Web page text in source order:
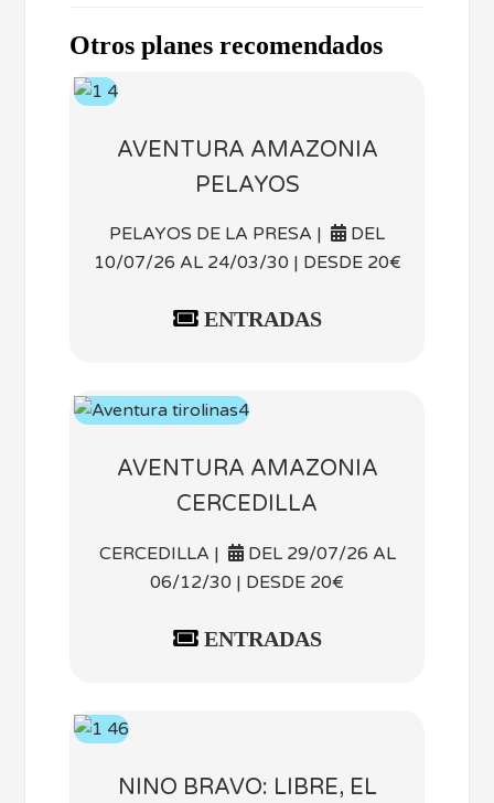
Otros planes recomendados
AVENTURA AMAZONIA
PELAYOS
PELAYOS DE LA PRESA |
DEL
10/07/26 AL 24/03/30 | DESDE 20€
ENTRADAS
AVENTURA AMAZONIA
CERCEDILLA
CERCEDILLA |
DEL 29/07/26 AL
06/12/30 | DESDE 20€
ENTRADAS
NINO BRAVO: LIBRE, EL